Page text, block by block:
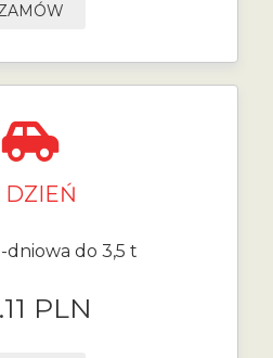
DZIEŃ
dniowa do 3,5 t
PLN